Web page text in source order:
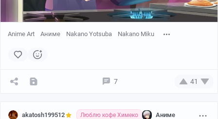
Anime Art Аниме Nakano Yotsuba Nakano Miku
7 41
akatosh199512 Люблю кофе Химеко Аниме